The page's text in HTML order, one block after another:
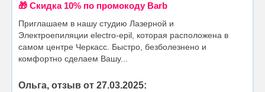
🎁 Cкидка 10% по промокоду Barb
Приглашаем в нашу студию Лазерной и
Электроепиляции electro-epil, которая расположена в
самом центре Черкасс. Быстро, безболезнено и
комфортно сделаем Вашу...
Ольга, отзыв от 27.03.2025: